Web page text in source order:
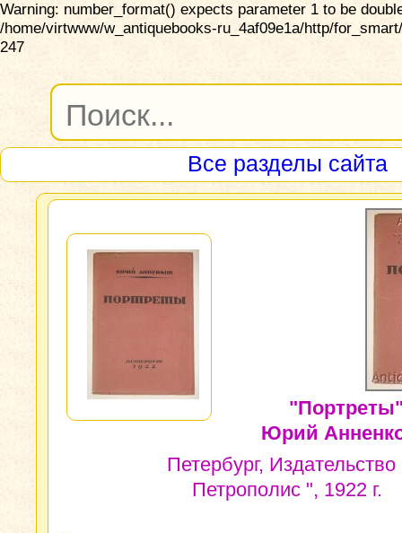
Warning: number_format() expects parameter 1 to be
/home/virtwww/w_antiquebooks-ru_4af09e1a/http/
247
Все разделы сайта
Юрий
Петербург, Издательство
Петрополис ", 1922 г.